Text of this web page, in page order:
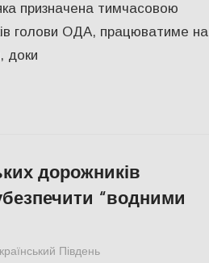
призначена тимчасовою
голови ОДА, працюватиме на
доки
дорожників
“водними
Південь